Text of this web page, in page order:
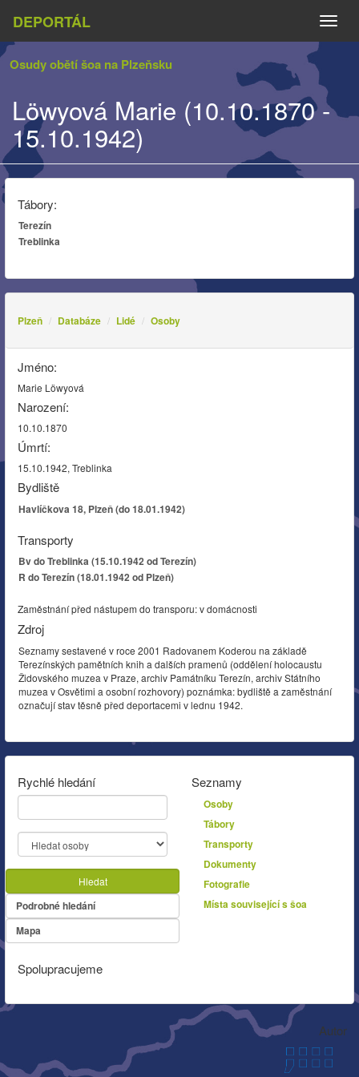
DEPORTÁL
Osudy obětí šoa na Plzeňsku
Löwyová Marie (10.10.1870 -
15.10.1942)
Tábory:
Terezín
Treblinka
Plzeň Databáze Lidé Osoby
Jméno:
Marie Löwyová
Narození:
10.10.1870
Úmrtí:
15.10.1942, Treblinka
Bydliště
Havlíčkova 18, Plzeň (do 18.01.1942)
Transporty
Bv do Treblinka (15.10.1942 od Terezín)
R do Terezín (18.01.1942 od Plzeň)
Zaměstnání před nástupem do transporu: v domácnosti
Zdroj
Seznamy sestavené v roce 2001 Radovanem Koderou na základě
Terezínských pamětních knih a dalších pramenů (oddělení holocaustu
Židovského muzea v Praze, archiv Památníku Terezín, archiv Státního
muzea v Osvětimi a osobní rozhovory) poznámka: bydliště a zaměstnání
označují stav těsně před deportacemi v lednu 1942.
Rychlé hledání
Hledat
Podrobné hledání
Mapa
Seznamy
Osoby
Tábory
Transporty
Dokumenty
Fotografie
Místa související s šoa
Spolupracujeme
Autor